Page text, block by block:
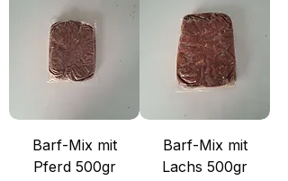
Barf-Mix mit
Pferd 500gr
Barf-Mix mit
Lachs 500gr